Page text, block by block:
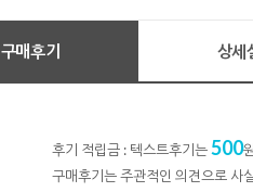
구매후기 상세
후기 적립금 : 텍스트후기는500
구매후기는 주관적인 의견으로 사